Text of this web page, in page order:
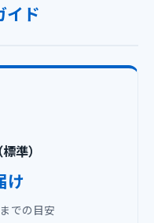
イド
準）
け
での目安